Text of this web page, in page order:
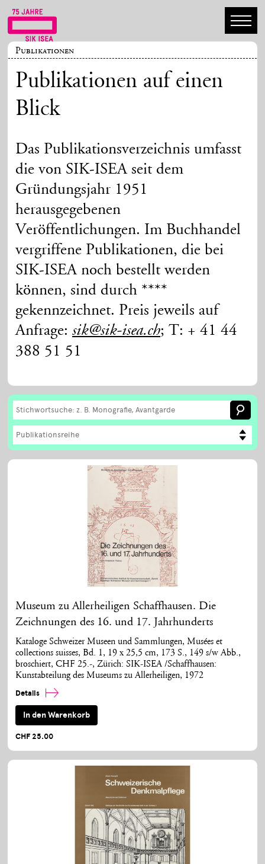
Publikationen
Publikationen auf einen
Blick
Das Publikationsverzeichnis umfasst
die von SIK-ISEA seit dem
Gründungsjahr 1951
herausgegebenen
Veröffentlichungen. Im Buchhandel
vergriffene Publikationen, die bei
SIK-ISEA noch bestellt werden
können, sind durch ****
gekennzeichnet. Preis jeweils auf
Anfrage:sik@sik-isea.ch; T: + 41 44
388 51 51
Publikationsreihe
Museum zu Allerheiligen Schaffhausen. Die
Zeichnungen des 16. und 17. Jahrhunderts
Kataloge Schweizer Museen und Sammlungen, Musées et
collections suisses, Bd. 1, 19 x 25,5 cm, 173 S., 149 s/w Abb.,
broschiert, CHF 25.-, Zürich: SIK-ISEA /Schaffhausen:
Kunstabteilung des Museums zu Allerheiligen, 1972
Details
In den Warenkorb
CHF 25.00